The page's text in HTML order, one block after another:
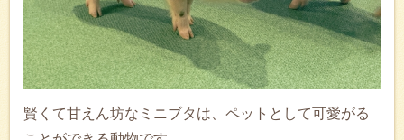
賢くて甘えん坊なミニブタは、ペットとして可愛がる